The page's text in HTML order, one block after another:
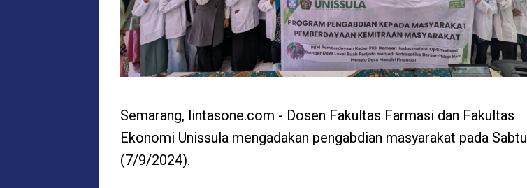
Semarang, lintasone.com - Dosen Fakultas Farmasi dan Fakultas
Ekonomi Unissula mengadakan pengabdian masyarakat pada Sabtu
(7/9/2024).